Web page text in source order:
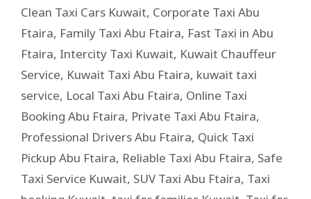
Clean Taxi Cars Kuwait, Corporate Taxi Abu
Ftaira, Family Taxi Abu Ftaira, Fast Taxi in Abu
Ftaira, Intercity Taxi Kuwait, Kuwait Chauffeur
Service, Kuwait Taxi Abu Ftaira, kuwait taxi
service, Local Taxi Abu Ftaira, Online Taxi
Booking Abu Ftaira, Private Taxi Abu Ftaira,
Professional Drivers Abu Ftaira, Quick Taxi
Pickup Abu Ftaira, Reliable Taxi Abu Ftaira, Safe
Taxi Service Kuwait, SUV Taxi Abu Ftaira, Taxi